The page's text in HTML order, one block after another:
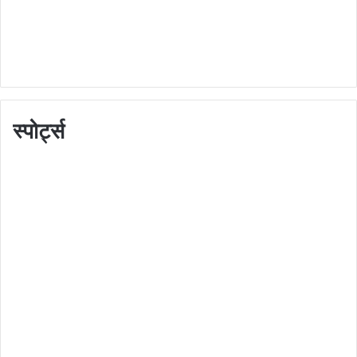
स्पोर्ट्स